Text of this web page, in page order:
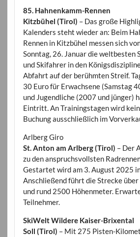
85. Hahnenkamm-Rennen
Kitzbühel (Tirol) – Das große
Kalenders steht wieder an: Beim
Rennen in Kitzbühel messen sich
Sonntag, 26. Januar die weltbesten
und Skifahrer in den
Abfahrt auf der berühmten Streif.
30 Euro für Erwachsene (Samstag
und Jugendliche (2007 und jünger)
Eintritt. An Trainingstagen wird
Buchung ausschließlich im
Arlberg Giro
St. Anton am Arlberg (Tirol) – Der
zu den anspruchsvollsten
Gestartet wird am 3. August 2025
Anschließend führt die Strecke
und rund 2500 Höhenmeter.
Teilnehmer.
SkiWelt Wildere Kaiser-Brixental
Soll (Tirol) – Mit 275 Pisten-